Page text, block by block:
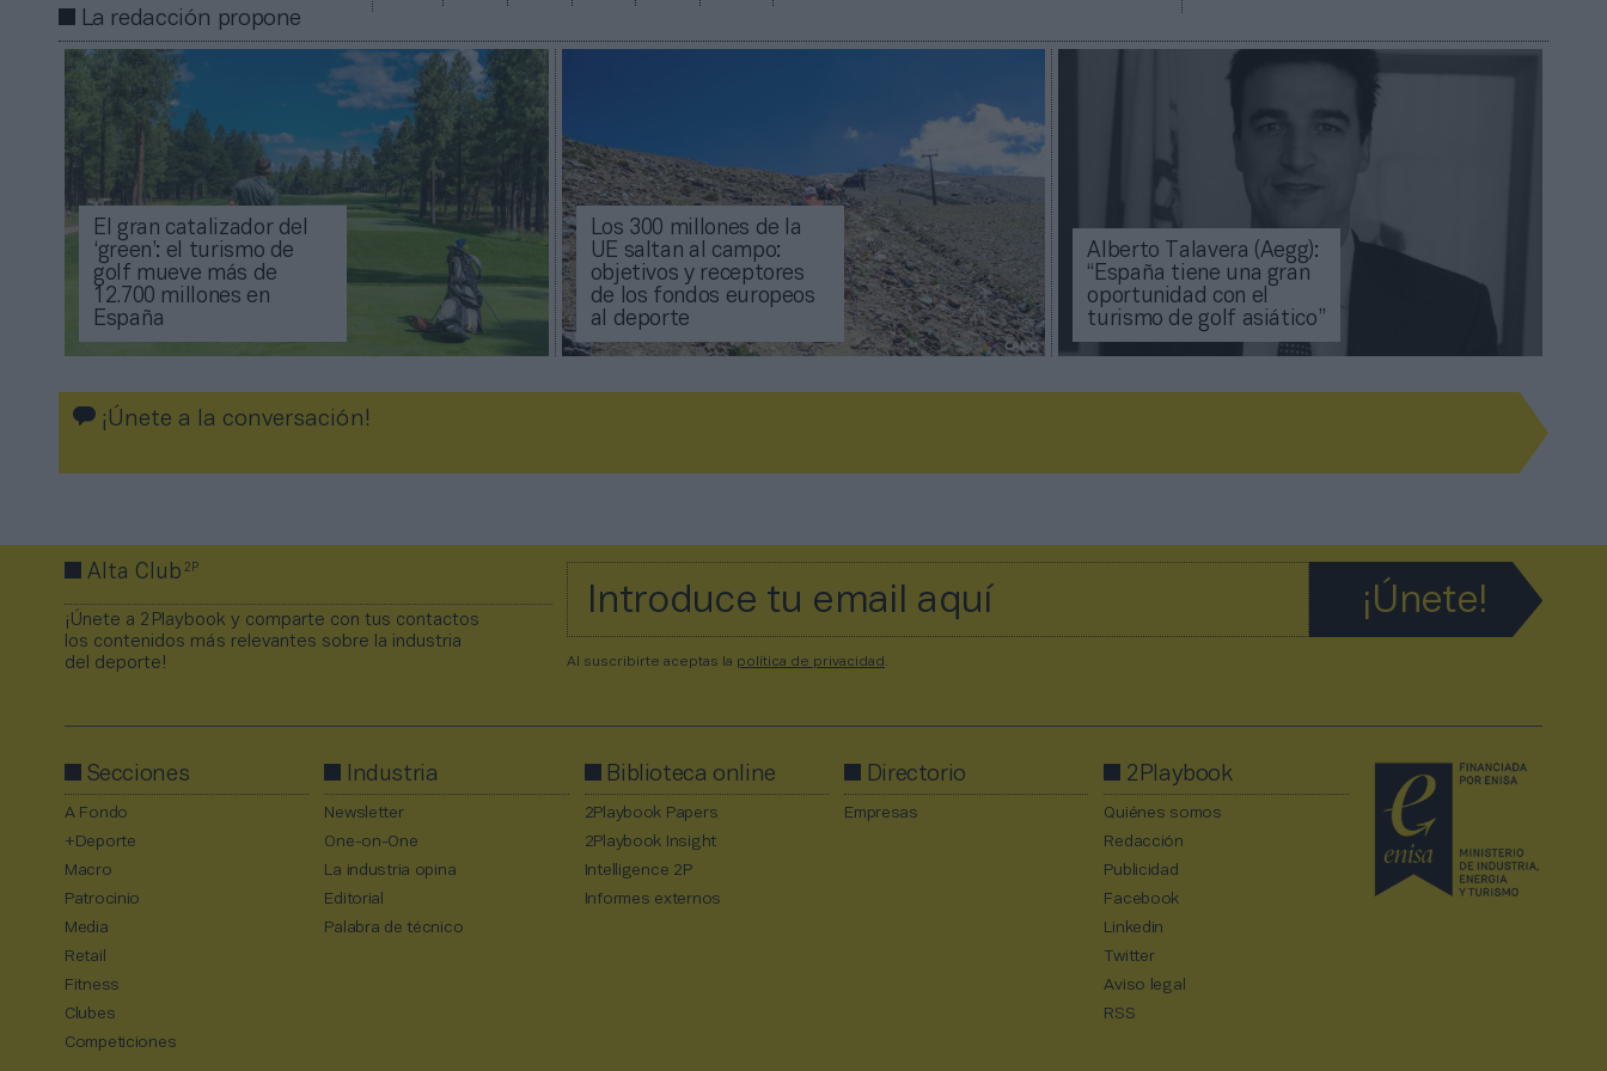
La redacción propone
El gran catalizador del
‘green’: el turismo de
golf mueve más de
12.700 millones en
España
Los 300 millones de la
UE saltan al campo:
objetivos y receptores
de los fondos europeos
al deporte
Alberto Talavera (Aegg):
“España tiene una gran
oportunidad con el
turismo de golf asiático”
¡Únete a la conversación!
Alta Club2P
¡Únete a 2Playbook y comparte con tus contactos
los contenidos más relevantes sobre la industria
del deporte!
Al suscribirte aceptas la política de privacidad
Secciones
A Fondo
+Deporte
Macro
Patrocinio
Media
Retail
Fitness
Clubes
Competiciones
Industria
Newsletter
One-on-One
La industria opina
Editorial
Palabra de técnico
Biblioteca online
2Playbook Papers
2Playbook Insight
Intelligence 2P
Informes externos
Directorio
Empresas
2Playbook
Quiénes somos
Redacción
Publicidad
Facebook
Linkedin
Twitter
Aviso legal
RSS